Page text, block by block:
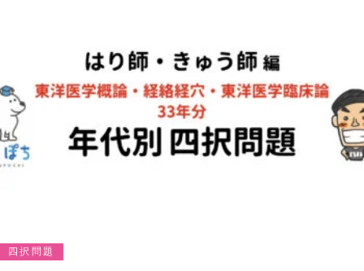
四択問題